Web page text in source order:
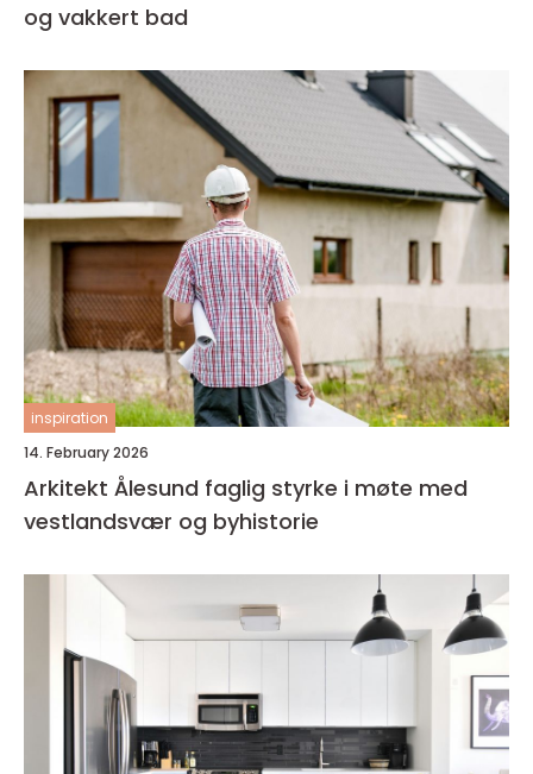
og vakkert bad
inspiration
14. February 2026
Arkitekt Ålesund faglig styrke i møte med
vestlandsvær og byhistorie